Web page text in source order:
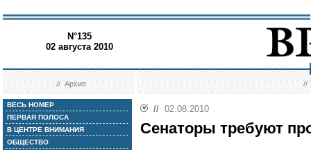
N°135
02 августа 2010
//Архив //
ВЕСЬ НОМЕР
ПЕРВАЯ ПОЛОСА
В ЦЕНТРЕ ВНИМАНИЯ
ОБЩЕСТВО
// 02.08.2010
Сенаторы требуют